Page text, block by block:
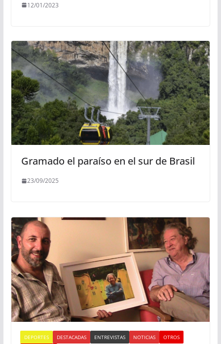
12/01/2023
Gramado el paraíso en el sur de Brasil
23/09/2025
DEPORTES DESTACADAS ENTREVISTAS NOTICIAS
OTROS